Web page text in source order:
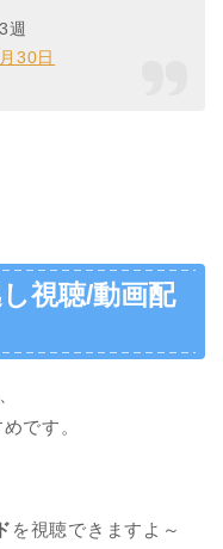
週
30日
視聴/動画配
です。
を視聴できますよ～